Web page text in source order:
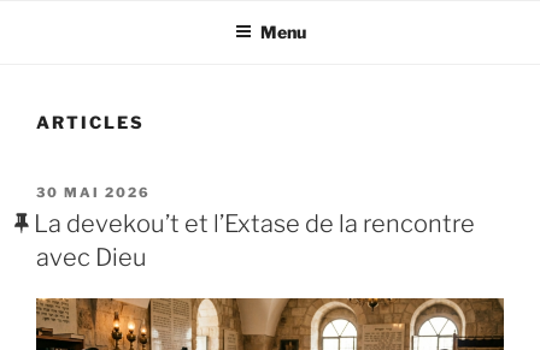
Menu
ARTICLES
PUBLIÉ
LE
30 MAI 2026
La devekou’t et l’Extase de la rencontre
avec Dieu